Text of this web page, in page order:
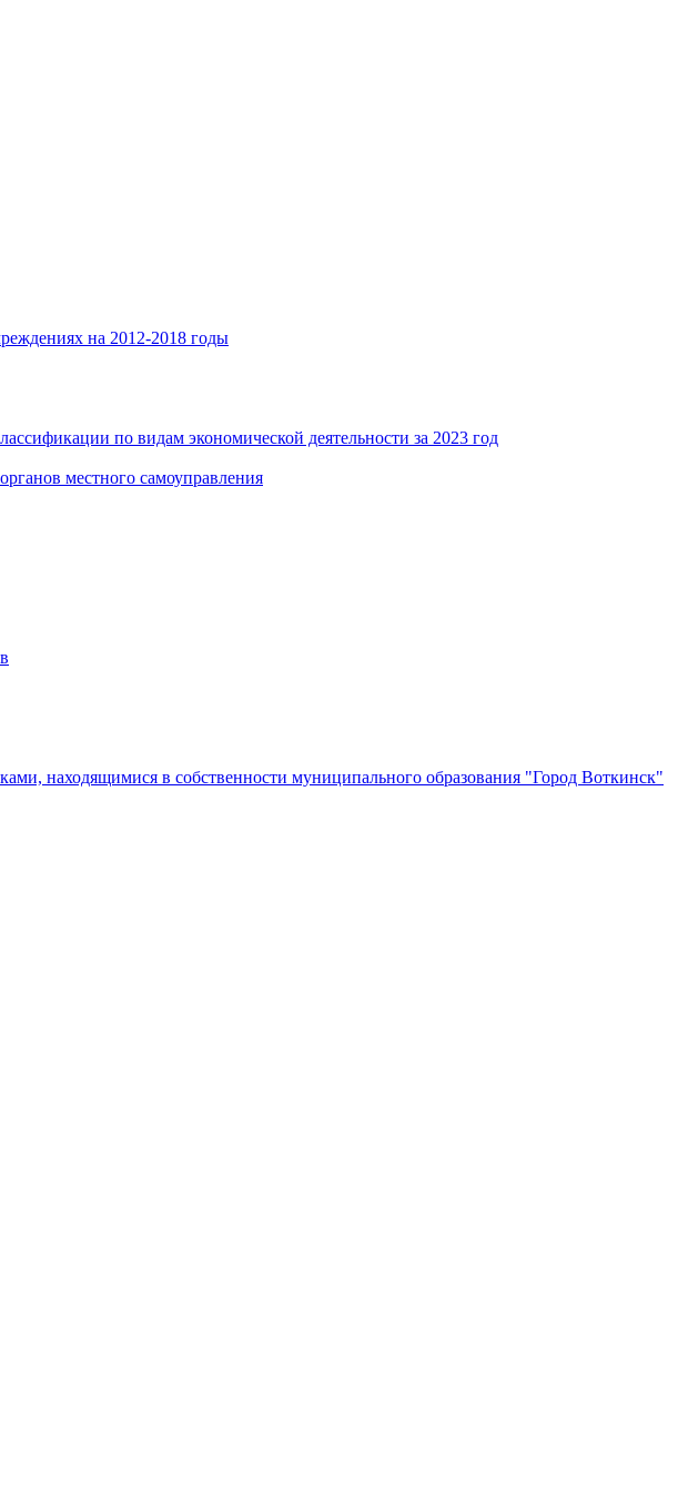
на 2012-2018 годы
по видам экономической деятельности за 2023 год
местного самоуправления
находящимися в собственности муниципального образования "Город Воткинск"